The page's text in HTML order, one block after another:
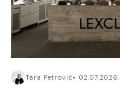
Tara Petrović 02.07.2026.